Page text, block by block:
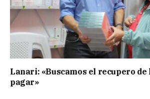
Lanari: «Buscamos el recupero de
pagar»